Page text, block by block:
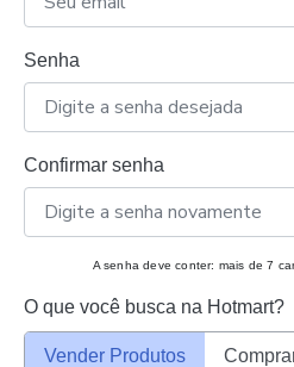
Senha
Confirmar senha
A senha deve conter: mais de 7
O que você busca na Hotmart?
Vender Produtos